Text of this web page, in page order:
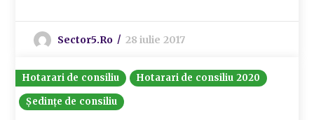
Sector5.ro 28 iulie 2017
Hotarari de consiliu
Hotarari de consiliu 2020
Ședințe de consiliu